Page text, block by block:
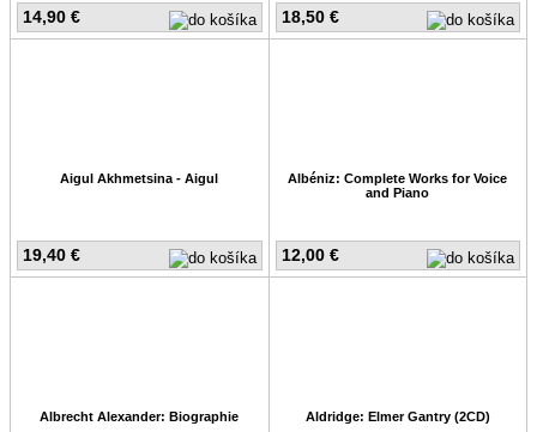
14,90 € 18,50 €
19,40 €
Aigul Akhmetsina - Aigul
12,00 €
Albéniz: Complete Works for Voice
and Piano
Albrecht Alexander: Biographie Aldridge: Elmer Gantry (2CD)